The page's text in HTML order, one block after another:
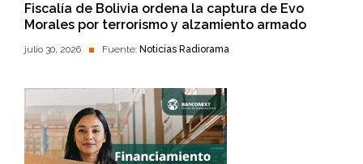
Fiscalía de Bolivia ordena la captura de Evo
Morales por terrorismo y alzamiento armado
julio 30, 2026 Fuente: Noticias Radiorama